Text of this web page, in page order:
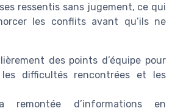
ressentis sans jugement, ce qui
les conflits avant qu’ils ne
des points d’équipe pour
difficultés rencontrées et les
remontée d’informations en